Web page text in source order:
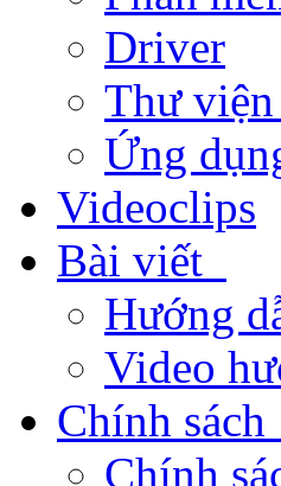
Driver
Thư
Ứng
Videoclips
Bài viết
Hướng
Video
Chính sách
Chính